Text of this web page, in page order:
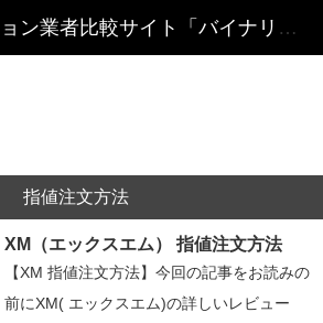
指値注文方法
XM（エックスエム） 指値注文方法
【XM 指値注文方法】今回の記事をお読みの
前にXM( エックスエム)の詳しいレビュー